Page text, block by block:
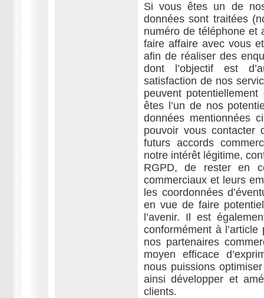
Si vous êtes un de
données sont traitées
numéro de téléphone et
faire affaire avec vous
afin de réaliser des
dont l’objectif est
satisfaction de nos
peuvent
êtes l’un de nos
données mentionnées
pouvoir vous contacter
futurs accords
notre intérêt légitime,
RGPD, de rester en
commerciaux et leurs
les coordonnées
en vue de faire
l’avenir. Il est
conformément à
nos partenaires
moyen efficace
nous puissions
ainsi développer et
clients.